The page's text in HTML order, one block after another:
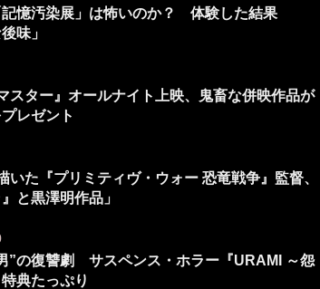
記憶汚染展」は怖いのか？ 体験した結果
味」
スター』オールナイト上映、鬼畜な併映作品が
レゼント
いた『プリミティヴ・ウォー 恐竜戦争』監督、
と黒澤明作品」
”の復讐劇 サスペンス・ホラー『URAMI ～怨
典たっぷり